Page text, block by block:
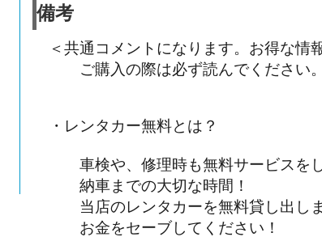
備考
＜共通コメントになります。お得な情
ご購入の際は必ず読んでください
・レンタカー無料とは？
車検や、修理時も無料サービスを
納車までの大切な時間！
当店のレンタカーを無料貸し出しま
お金をセーブしてください！